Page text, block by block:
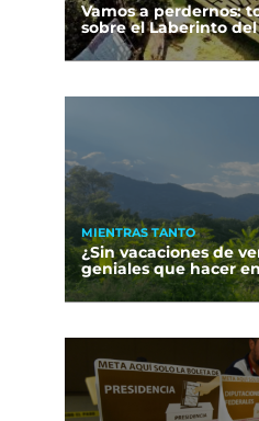
Vamos a perdernos:
sobre el Laberinto
MIENTRAS TANTO
¿Sin vacaciones de
geniales que hacer